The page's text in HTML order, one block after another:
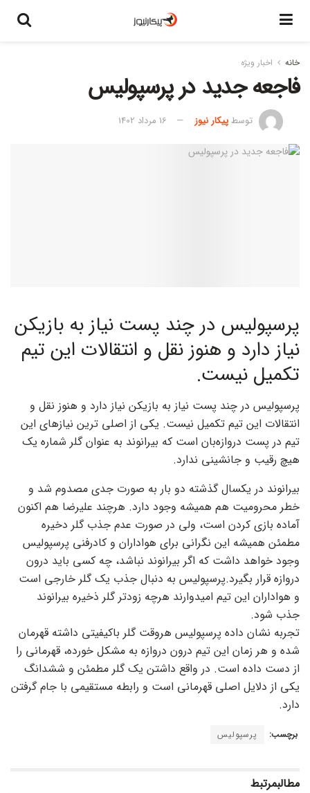
خانه اخبار ویژه
فاجعه جدید در پرسپولیس
توسطپیکار نیوز 16 مرداد 1402
پرسپولیس در چند پست نیاز به بازیکن
نیاز دارد و هنوز نقل و انتقالات این تیم
تکمیل نیست.
پرسپولیس در چند پست نیاز به بازیکن نیاز دارد و هنوز نقل و
انتقالات این تیم تکمیل نیست. یکی از اصلی ترین نیازهای این
تیم در پست دروازه‌بان است که بیرانوند به عنوان گلر شماره یک
هیچ رقیب و جانشینی ندارد.
بیرانوند در یکسال گذشته دو بار به صورت جدی مصدوم شد و
خطر محرومیت هم همیشه وجود دارد. هرچند علیرضا هم اکنون
آماده بازی کردن است، ولی در صورت عدم جذب گلر دخیره
مطمئن همیشه این نگرانی برای هواداران و کادرفنی پرسپولیس
وجود خواهد داشت که اگر بیرانوند نباشد، چه کسی باید درون
دروازه قرار بگیرد.پرسپولیس به دنبال جذب یک گلر خارجی است
و هواداران این تیم امیدوارند هرچه زودتر گلر ذخیره بیرانوند
جذب شود.
تجربه نشان داده پرسپولیس هروقت گلر باکیفیتی داشته قهرمان
شده و هر زمان این تیم درون دروازه به مشکل خورده، قهرمانی را
از دست داده است. در واقع داشتن یک گلر مطمئن و ششدانگ
یکی از دلایل اصلی قهرمانی است و رابطه مستقیمی با جام گرفتن
دارد.
برچسب: پرسپولیس
مطالبمرتبط